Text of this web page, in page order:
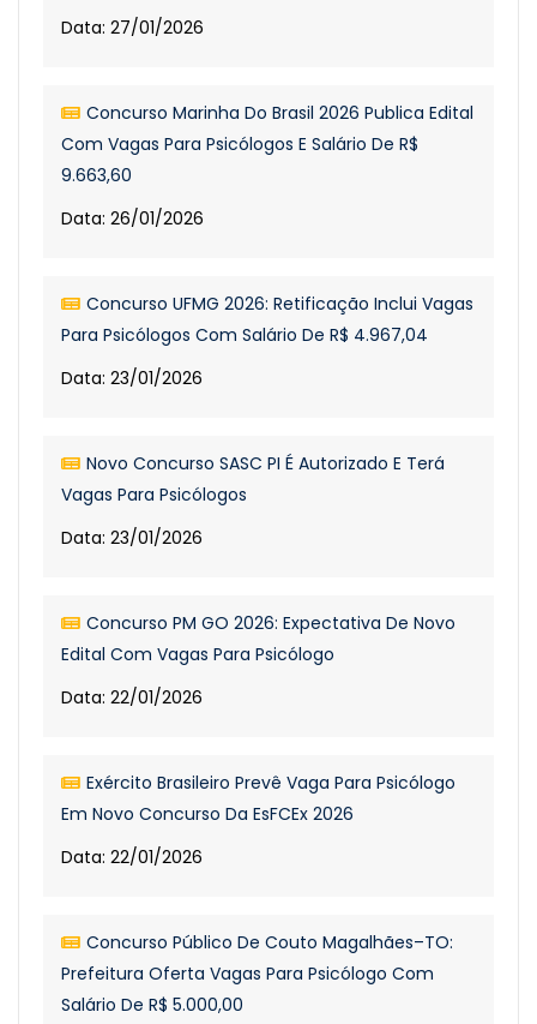
Data: 27/01/2026
Concurso Marinha Do Brasil 2026 Publica Edital
Com Vagas Para Psicólogos E Salário De R$
9.663,60
Data: 26/01/2026
Concurso UFMG 2026: Retificação Inclui Vagas
Para Psicólogos Com Salário De R$ 4.967,04
Data: 23/01/2026
Novo Concurso SASC PI É Autorizado E Terá
Vagas Para Psicólogos
Data: 23/01/2026
Concurso PM GO 2026: Expectativa De Novo
Edital Com Vagas Para Psicólogo
Data: 22/01/2026
Exército Brasileiro Prevê Vaga Para Psicólogo
Em Novo Concurso Da EsFCEx 2026
Data: 22/01/2026
Concurso Público De Couto Magalhães–TO:
Prefeitura Oferta Vagas Para Psicólogo Com
Salário De R$ 5.000,00